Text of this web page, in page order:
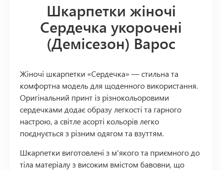
Шкарпетки жіночі
Сердечка укорочені
(Демісезон) Варос
Жіночі шкарпетки «Сердечка» — стильна та
комфортна модель для щоденного використання.
Оригінальний принт із різнокольоровими
сердечками додає образу легкості та гарного
настрою, а світле асорті кольорів легко
поєднується з різним одягом та взуттям.
Шкарпетки виготовлені з м'якого та приємного до
тіла матеріалу з високим вмістом бавовни, що